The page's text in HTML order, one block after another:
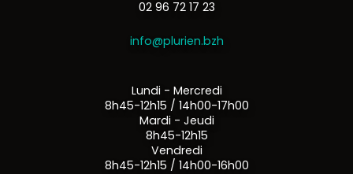
02 96 72 17 23
info@plurien.bzh
Lundi - Mercredi
8h45-12h15 / 14h00-17h00
Mardi - Jeudi
8h45-12h15
Vendredi
8h45-12h15 / 14h00-16h00